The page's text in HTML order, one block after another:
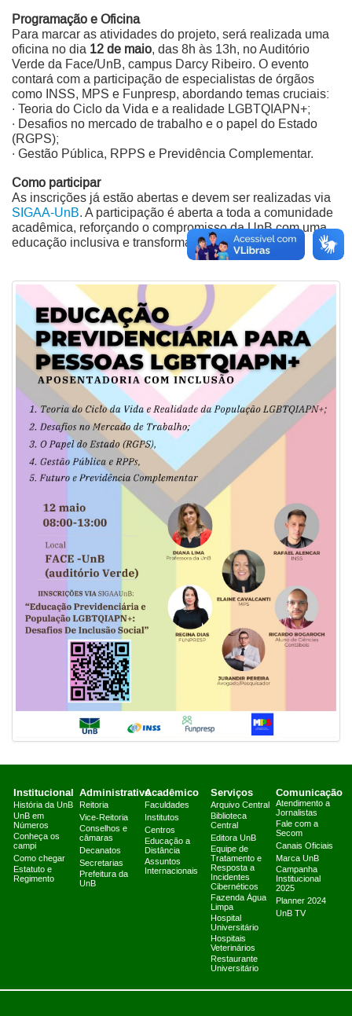
Programação e Oficina
Para marcar as atividades do projeto, será realizada uma
oficina no dia 12 de maio, das 8h às 13h, no Auditório
Verde da Face/UnB, campus Darcy Ribeiro. O evento
contará com a participação de especialistas de órgãos
como INSS, MPS e Funpresp, abordando temas cruciais:
· Teoria do Ciclo da Vida e a realidade LGBTQIAPN+;
· Desafios no mercado de trabalho e o papel do Estado
(RGPS);
· Gestão Pública, RPPS e Previdência Complementar.
Como participar
As inscrições já estão abertas e devem ser realizadas via
SIGAA-UnB. A participação é aberta a toda a comunidade
acadêmica, reforçando o compromisso da UnB com uma
educação inclusiva e transformadora.
Institucional
História da UnB
UnB em
Números
Conheça os
campi
Como chegar
Estatuto e
Regimento
Administrativo
Reitoria
Vice-Reitoria
Conselhos e
câmaras
Decanatos
Secretarias
Prefeitura da
UnB
Acadêmico
Faculdades
Institutos
Centros
Educação a
Distância
Assuntos
Internacionais
Serviços
Arquivo Central
Biblioteca
Central
Editora UnB
Equipe de
Tratamento e
Resposta a
Incidentes
Cibernéticos
Fazenda Água
Limpa
Hospital
Universitário
Hospitais
Veterinários
Restaurante
Universitário
Comunicação
Atendimento a
Jornalistas
Fale com a
Secom
Canais Oficiais
Marca UnB
Campanha
Institucional
2025
Planner 2024
UnB TV